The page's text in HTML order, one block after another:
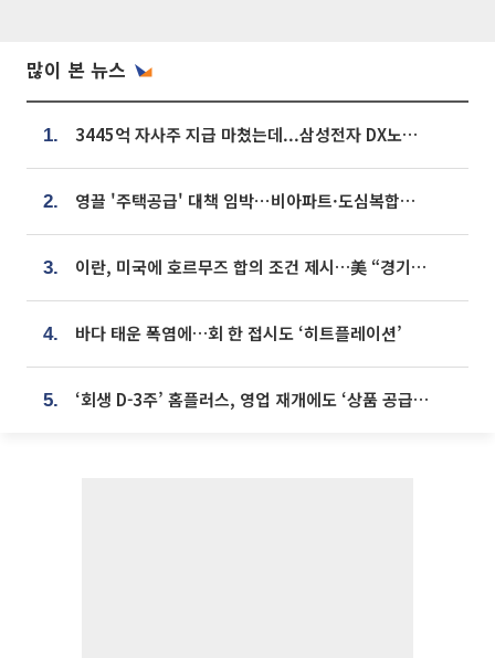
많이 본 뉴스
1. 3445억 자사주 지급 마쳤는데...삼성전자 DX노조, 뒤늦은 '떼쓰기 집회'
2. 영끌 '주택공급' 대책 임박⋯비아파트·도심복합까지 총동원
3. 이란, 미국에 호르무즈 합의 조건 제시…美 “경기 아직 안 끝나” [종합]
4. 바다 태운 폭염에…회 한 접시도 ‘히트플레이션’
5. ‘회생 D-3주’ 홈플러스, 영업 재개에도 ‘상품 공급망’ 복구가 생존 관건